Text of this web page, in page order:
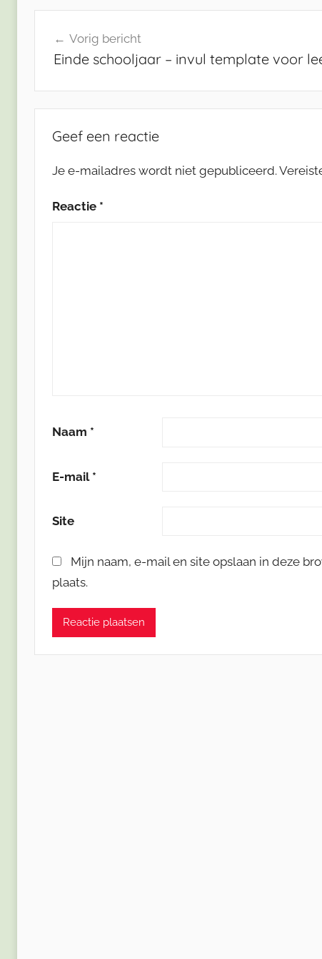
navigatie
Vorig bericht
Einde schooljaar – invul template voor
Geef een reactie
Je e-mailadres wordt niet gepubliceerd.
Reactie *
Naam *
E-mail *
Site
Mijn naam, e-mail en site opslaan in deze
plaats.